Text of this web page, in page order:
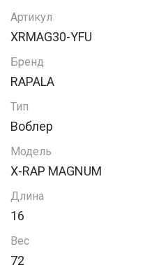
Артикул
XRMAG30-YFU
Бренд
RAPALA
Тип
Воблер
Модель
X-RAP MAGNUM
Длина
16
Вес
72